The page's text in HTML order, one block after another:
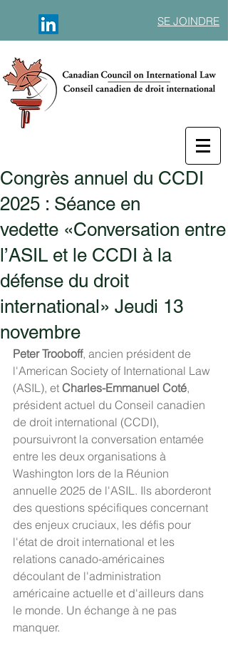
SE JOINDRE
Congrès annuel du CCDI
2025 : Séance en
vedette «Conversation entre
l’ASIL et le CCDI à la
défense du droit
international» Jeudi 13
novembre
Peter Trooboff, ancien président de
l'American Society of International Law
(ASIL), et Charles-Emmanuel Coté,
président actuel du Conseil canadien
de droit international (CCDI),
poursuivront la conversation entamée
entre les deux organisations à
Washington lors de la Réunion
annuelle 2025 de l'ASIL. Ils aborderont
des questions spécifiques concernant
des enjeux cruciaux, les défis pour
l'état de droit international et les
relations canado-américaines
découlant de l'administration
américaine actuelle et d'ailleurs dans
le monde. Un échange à ne pas
manquer.